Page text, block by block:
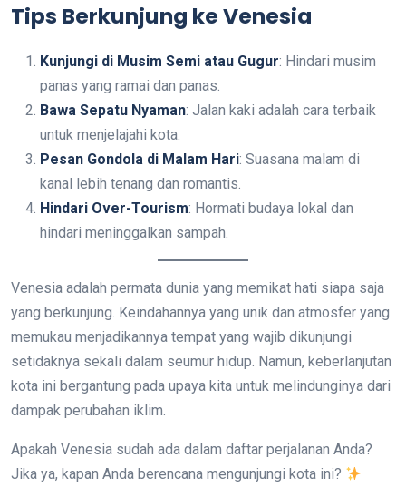
Tips Berkunjung ke Venesia
Kunjungi di Musim Semi atau Gugur: Hindari musim
panas yang ramai dan panas.
Bawa Sepatu Nyaman: Jalan kaki adalah cara terbaik
untuk menjelajahi kota.
Pesan Gondola di Malam Hari: Suasana malam di
kanal lebih tenang dan romantis.
Hindari Over-Tourism: Hormati budaya lokal dan
hindari meninggalkan sampah.
Venesia adalah permata dunia yang memikat hati siapa saja
yang berkunjung. Keindahannya yang unik dan atmosfer yang
memukau menjadikannya tempat yang wajib dikunjungi
setidaknya sekali dalam seumur hidup. Namun, keberlanjutan
kota ini bergantung pada upaya kita untuk melindunginya dari
dampak perubahan iklim.
Apakah Venesia sudah ada dalam daftar perjalanan Anda?
Jika ya, kapan Anda berencana mengunjungi kota ini?